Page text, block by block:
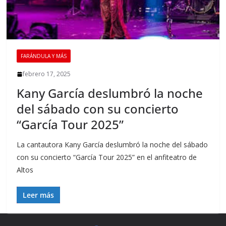
FARÁNDULA Y MÁS
febrero 17, 2025
Kany García deslumbró la noche
del sábado con su concierto
“García Tour 2025”
La cantautora Kany García deslumbró la noche del sábado
con su concierto “García Tour 2025” en el anfiteatro de
Altos
Leer más